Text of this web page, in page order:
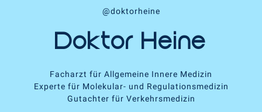
@doktorheine
Doktor Heine
Facharzt für Allgemeine Innere Medizin
Experte für Molekular- und Regulationsmedizin
Gutachter für Verkehrsmedizin